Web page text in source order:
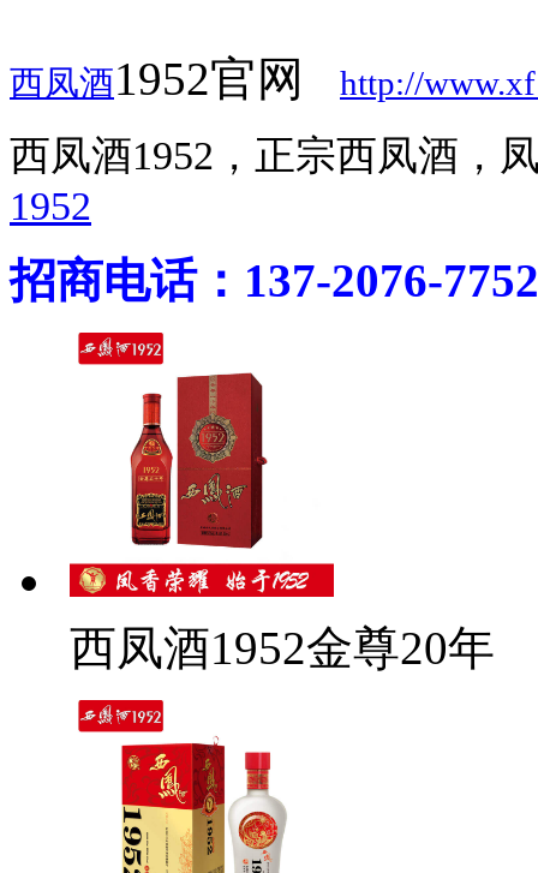
西凤酒1952官网 http://
西凤酒1952，正宗西凤酒
1952
招商电话：137-2076-7752
西凤酒1952金尊20年